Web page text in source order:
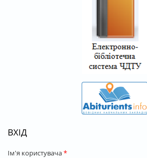
ВХІД
Ім'я користувача*